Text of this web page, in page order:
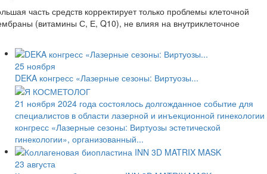
часть средств корректирует только проблемы клеточной
(витамины С, Е, Q10), не влияя на внутриклеточное
25 ноября
DEKA конгресс «Лазерные сезоны: Виртуозы...
21 ноября 2024 года состоялось долгожданное событие для
специалистов в области лазерной и инъекционной гинекологии
конгресс «Лазерные сезоны: Виртуозы эстетической
гинекологии», организованный...
23 августа